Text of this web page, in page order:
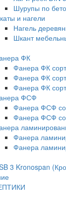
Шурупы по
и нагели
Нагель
Шкант
ФК
Фанера ФК
Фанера ФК
Фанера ФК
ФСФ
Фанера ФСФ
Фанера ФСФ
Фанера
Фанера
3 Kronospan